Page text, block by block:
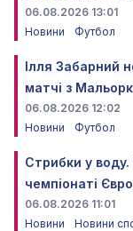
06.08.2026 13:01
Новини
Футбол
Ілля Забарний
матчі з
06.08.2026 12:02
Новини
Футбол
Стрибки у воду.
чемпіонаті
06.08.2026 11:01
Новини
Новини